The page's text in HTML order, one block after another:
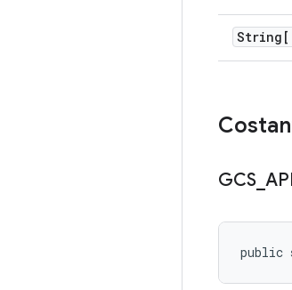
GCS
public